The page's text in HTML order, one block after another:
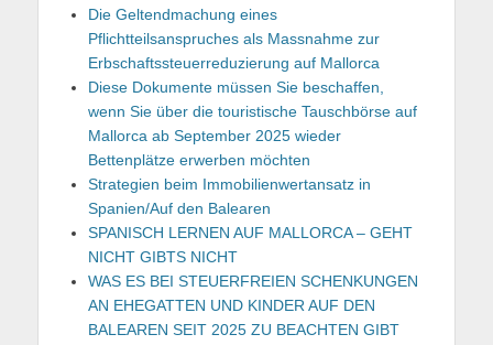
Die Geltendmachung eines
Pflichtteilsanspruches als Massnahme zur
Erbschaftssteuerreduzierung auf Mallorca
Diese Dokumente müssen Sie beschaffen,
wenn Sie über die touristische Tauschbörse auf
Mallorca ab September 2025 wieder
Bettenplätze erwerben möchten
Strategien beim Immobilienwertansatz in
Spanien/Auf den Balearen
SPANISCH LERNEN AUF MALLORCA – GEHT
NICHT GIBTS NICHT
WAS ES BEI STEUERFREIEN SCHENKUNGEN
AN EHEGATTEN UND KINDER AUF DEN
BALEAREN SEIT 2025 ZU BEACHTEN GIBT